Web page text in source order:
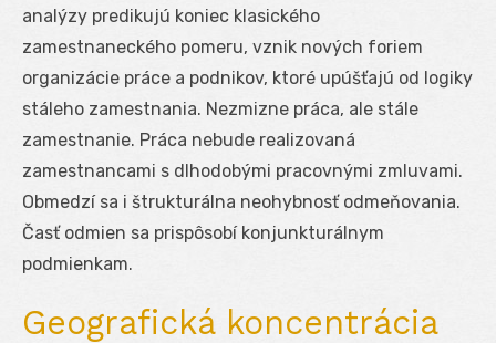
analýzy predikujú koniec klasického
zamestnaneckého pomeru, vznik nových foriem
organizácie práce a podnikov, ktoré upúšťajú od logiky
stáleho zamestnania. Nezmizne práca, ale stále
zamestnanie. Práca nebude realizovaná
zamestnancami s dlhodobými pracovnými zmluvami.
Obmedzí sa i štrukturálna neohybnosť odmeňovania.
Časť odmien sa prispôsobí konjunkturálnym
podmienkam.
Geografická koncentrácia